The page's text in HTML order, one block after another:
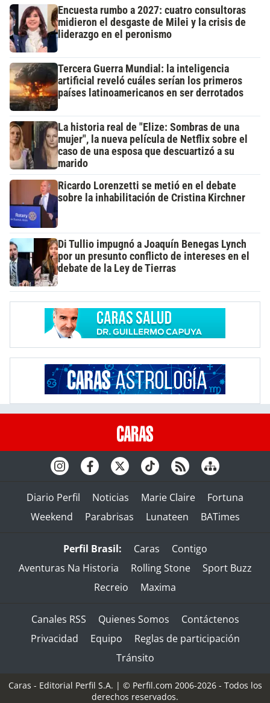
Encuesta rumbo a 2027: cuatro consultoras
midieron el desgaste de Milei y la crisis de
liderazgo en el peronismo
Tercera Guerra Mundial: la inteligencia
artificial reveló cuáles serían los primeros
países latinoamericanos en ser derrotados
La historia real de "Elize: Sombras de una
mujer", la nueva película de Netflix sobre el
caso de una esposa que descuartizó a su
marido
Ricardo Lorenzetti se metió en el debate
sobre la inhabilitación de Cristina Kirchner
Di Tullio impugnó a Joaquín Benegas Lynch
por un presunto conflicto de intereses en el
debate de la Ley de Tierras
Diario Perfil Noticias Marie Claire
Fortuna
Weekend
Parabrisas Lunateen BATimes
Perfil Brasil: Caras
Contigo
Aventuras Na Historia
Rolling Stone
Sport Buzz
Recreio
Maxima
Canales RSS Quienes Somos
Contáctenos
Privacidad
Equipo
Reglas de participación
Tránsito
Caras - Editorial Perfil S.A. | © Perfil.com 2006-2026 - Todos los
derechos reservados.